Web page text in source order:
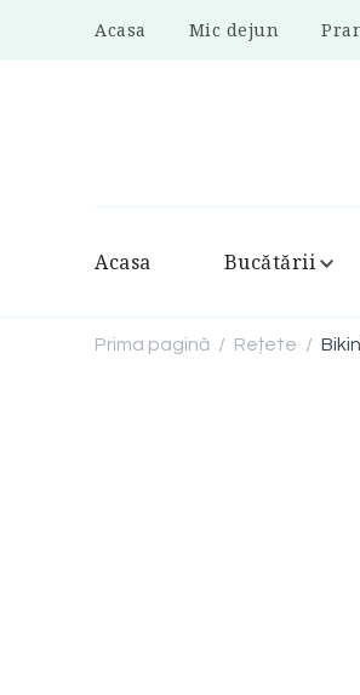
Acasa Mic dejun
Acasa Bucătării
Prima pagină / Rețete /